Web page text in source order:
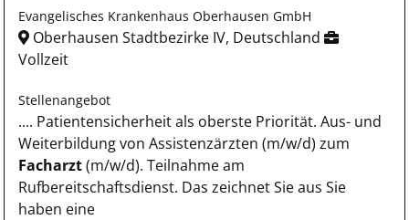
Evangelisches Krankenhaus Oberhausen GmbH
Oberhausen Stadtbezirke IV, Deutschland
Vollzeit
Stellenangebot
.... Patientensicherheit als oberste Priorität. Aus- und
Weiterbildung von Assistenzärzten (m/w/d) zum
Facharzt(m/w/d). Teilnahme am
Rufbereitschaftsdienst. Das zeichnet Sie aus Sie
haben eine